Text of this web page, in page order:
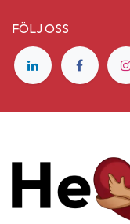
FÖLJ OSS